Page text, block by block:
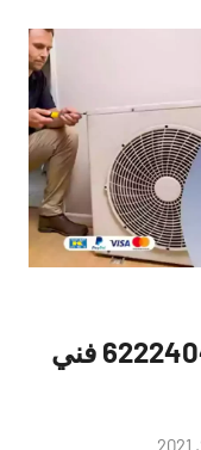
رقم فني تكييف الخالدية 62224041 فني